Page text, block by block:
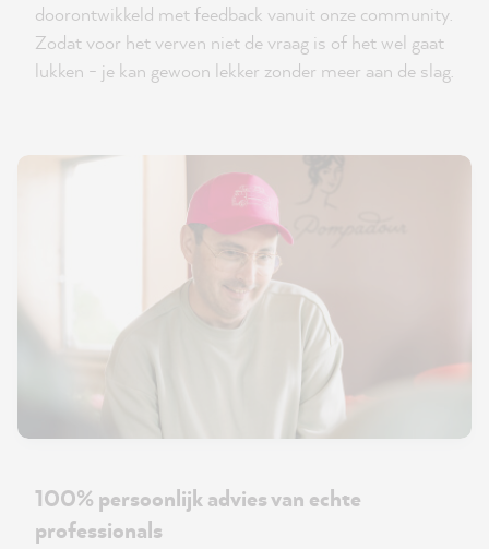
doorontwikkeld met feedback vanuit onze community.
Zodat voor het verven niet de vraag is of het wel gaat
lukken - je kan gewoon lekker zonder meer aan de slag.
100% persoonlijk advies van echte
professionals